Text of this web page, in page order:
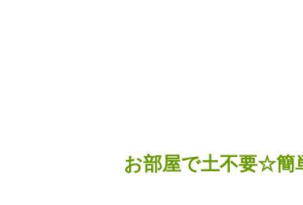
お部屋で土不要☆簡